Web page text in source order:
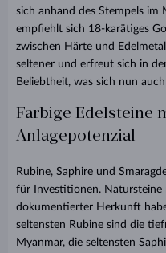
sich anhand des Stempels im
empfiehlt sich 18-karätiges
zwischen Härte und
seltener und erfreut sich in
Beliebtheit, was sich nun
Farbige Edelsteine
Anlagepotenzial
Rubine, Saphire und
für Investitionen.
dokumentierter Herkunft
seltensten Rubine sind die
Myanmar, die seltensten